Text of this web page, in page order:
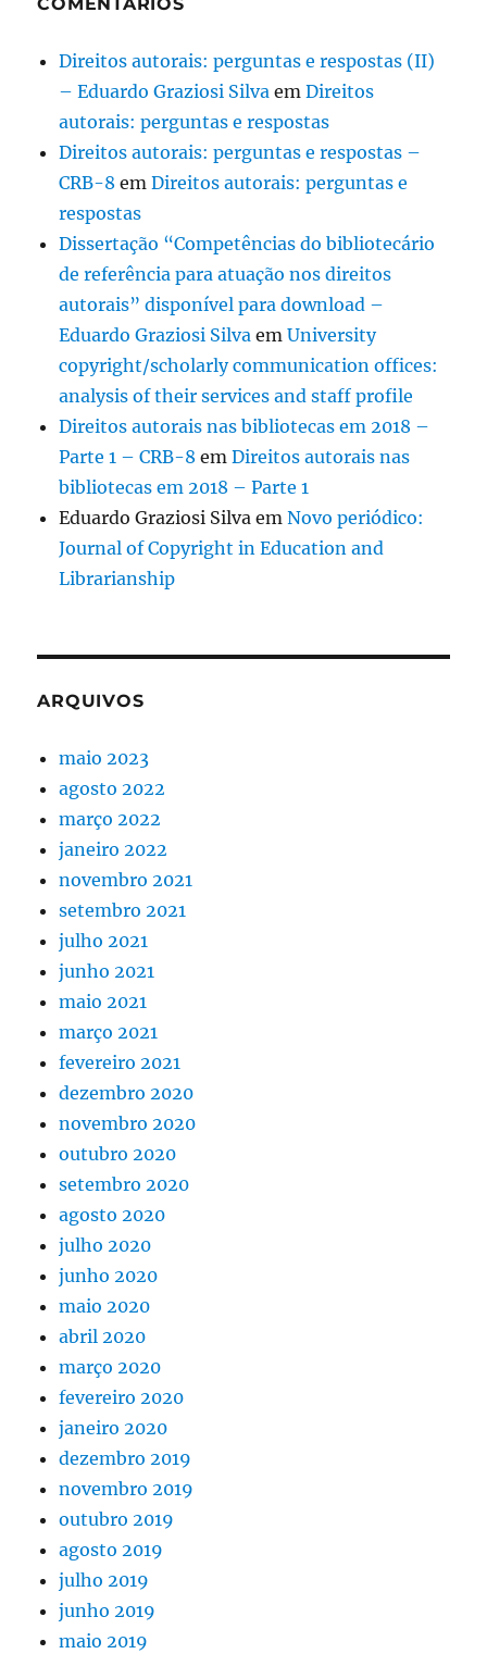
Direitos autorais: perguntas e respostas (II)
– Eduardo Graziosi Silva emDireitos
autorais: perguntas e respostas
Direitos autorais: perguntas e respostas –
CRB-8 emDireitos autorais: perguntas e
respostas
Dissertação “Competências do bibliotecário
de referência para atuação nos direitos
autorais” disponível para download –
Eduardo Graziosi Silva emUniversity
copyright/scholarly communication offices:
analysis of their services and staff profile
Direitos autorais nas bibliotecas em 2018 –
Parte 1 – CRB-8 emDireitos autorais nas
bibliotecas em 2018 – Parte 1
Eduardo Graziosi Silva emNovo periódico:
Journal of Copyright in Education and
Librarianship
ARQUIVOS
maio 2023
agosto 2022
março 2022
janeiro 2022
novembro 2021
setembro 2021
julho 2021
junho 2021
maio 2021
março 2021
fevereiro 2021
dezembro 2020
novembro 2020
outubro 2020
setembro 2020
agosto 2020
julho 2020
junho 2020
maio 2020
abril 2020
março 2020
fevereiro 2020
janeiro 2020
dezembro 2019
novembro 2019
outubro 2019
agosto 2019
julho 2019
junho 2019
maio 2019